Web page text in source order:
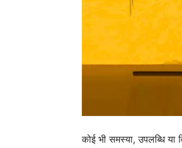
कोई भी समस्या, उपलब्धि